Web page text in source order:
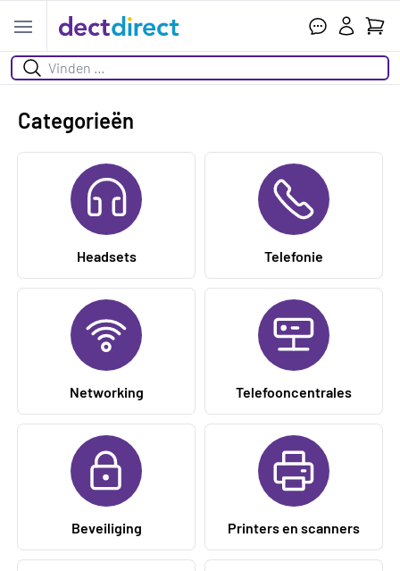
Open menu
Zoeken
Categorieën
Headsets Telefonie
Networking Telefooncentrales
Beveiliging Printers en scanners